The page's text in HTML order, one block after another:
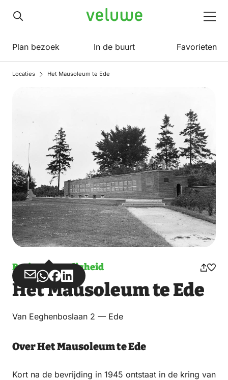
Veluwe
Plan bezoek In de buurt Favorieten
Locaties Het Mausoleum te Ede
Bezienswaardigheid
Deel
via
Deel
via
Deel
op
Deel
op
Het Mausoleum te Ede
Van Eeghenboslaan 2 — Ede
Over Het Mausoleum te Ede
Kort na de bevrijding in 1945 ontstaat in de kring van